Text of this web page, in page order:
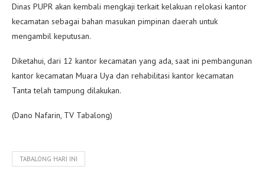
Dinas PUPR akan kembali mengkaji terkait kelakuan relokasi kantor
kecamatan sebagai bahan masukan pimpinan daerah untuk
mengambil keputusan.
Diketahui, dari 12 kantor kecamatan yang ada, saat ini pembangunan
kantor kecamatan Muara Uya dan rehabilitasi kantor kecamatan
Tanta telah tampung dilakukan.
(Dano Nafarin, TV Tabalong)
TABALONG HARI INI